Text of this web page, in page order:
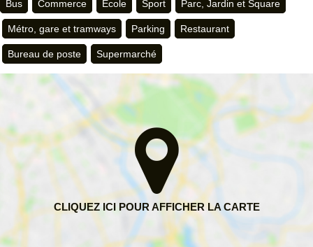
Bus Commerce Ecole Sport Parc, Jardin et Square
Métro, gare et tramways Parking Restaurant
Bureau de poste Supermarché